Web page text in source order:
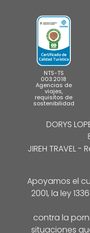
NTS-TS
003:2018
Agencias de
viajes,
requisitos de
sostenibilidad
DORYS
JIREH TRAVEL
Apoyamos el
2001, la ley
contra la
situaciones